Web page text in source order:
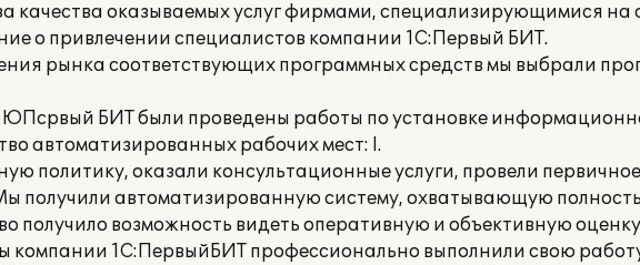
качества оказываемых услуг фирмами, специализирующимися на
о привлечении специалистов компании 1С:Первый БИТ.
рынка соответствующих программных средств мы выбрали
БИТ были проведены работы по установке
автоматизированных рабочих мест: I.
политику, оказали консультационные услуги, провели
получили автоматизированную систему, охватывающую
получило возможность видеть оперативную и объективную
компании 1С:ПервыйБИТ профессионально выполнили свою